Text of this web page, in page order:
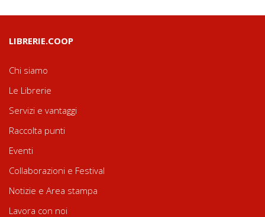
LIBRERIE.COOP
Chi siamo
Le Librerie
Servizi e vantaggi
Raccolta punti
Eventi
Collaborazioni e Festival
Notizie e Area stampa
Lavora con noi